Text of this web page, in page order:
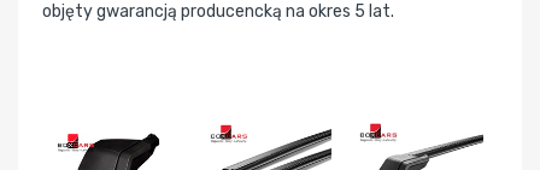
objęty gwarancją producencką na okres 5 lat.